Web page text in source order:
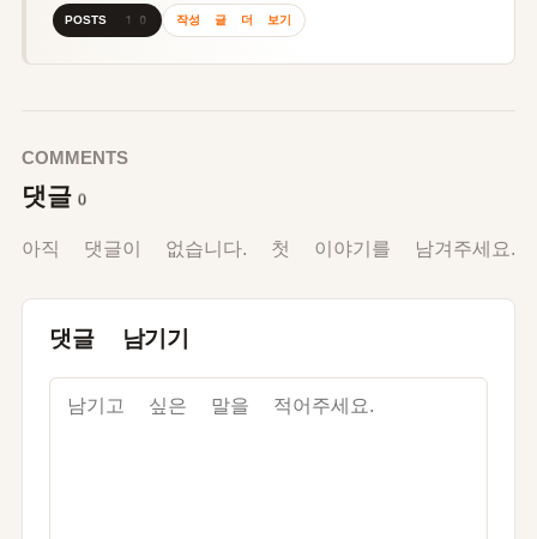
POSTS 10 작성 글 더 보기
COMMENTS
댓글 0
아직 댓글이 없습니다. 첫 이야기를 남겨주세요.
댓글 남기기